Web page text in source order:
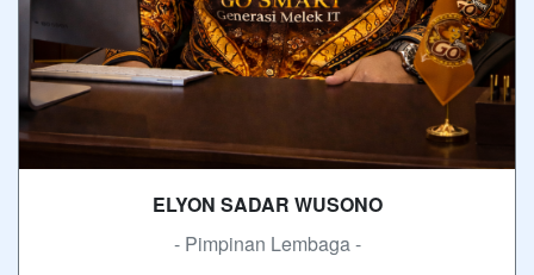
ELYON SADAR WUSONO
- Pimpinan Lembaga -